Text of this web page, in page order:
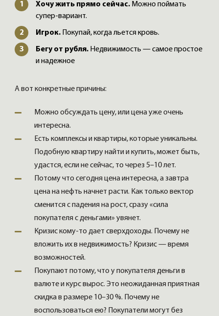
Хочу жить прямо сейчас. Можно поймать
супер-вариант.
Игрок. Покупай, когда льется кровь.
Бегу от рубля. Недвижимость — самое простое
и надежное
А вот конкретные причины:
Можно обсуждать цену, или цена уже очень
интересна.
Есть комплексы и квартиры, которые уникальны.
Подобную квартиру найти и купить, может быть,
удастся, если не сейчас, то через 5–10 лет.
Потому что сегодня цена интересна, а завтра
цена на нефть начнет расти. Как только вектор
сменится с падения на рост, сразу «сила
покупателя с деньгами» увянет.
Кризис кому-то дает сверхдоходы. Почему не
вложить их в недвижимость? Кризис — время
возможностей.
Покупают потому, что у покупателя деньги в
валюте и курс вырос. Это неожиданная приятная
скидка в размере 10–30 %. Почему не
воспользоваться ею? Покупатели могут без